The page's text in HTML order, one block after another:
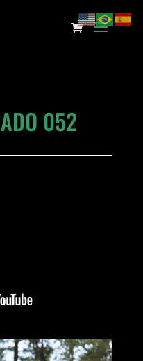
052